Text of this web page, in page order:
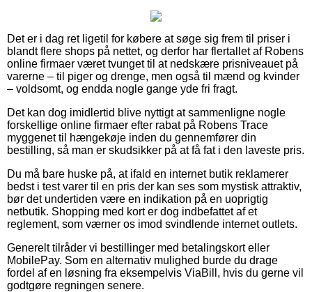
Det er i dag ret ligetil for købere at søge sig frem til priser i
blandt flere shops på nettet, og derfor har flertallet af Robens
online firmaer været tvunget til at nedskære prisniveauet på
varerne – til piger og drenge, men også til mænd og kvinder
– voldsomt, og endda nogle gange yde fri fragt.
Det kan dog imidlertid blive nyttigt at sammenligne nogle
forskellige online firmaer efter rabat på Robens Trace
myggenet til hængekøje inden du gennemfører din
bestilling, så man er skudsikker på at få fat i den laveste pris.
Du må bare huske på, at ifald en internet butik reklamerer
bedst i test varer til en pris der kan ses som mystisk attraktiv,
bør det undertiden være en indikation på en uoprigtig
netbutik. Shopping med kort er dog indbefattet af et
reglement, som værner os imod svindlende internet outlets.
Generelt tilråder vi bestillinger med betalingskort eller
MobilePay. Som en alternativ mulighed burde du drage
fordel af en løsning fra eksempelvis ViaBill, hvis du gerne vil
godtgøre regningen senere.